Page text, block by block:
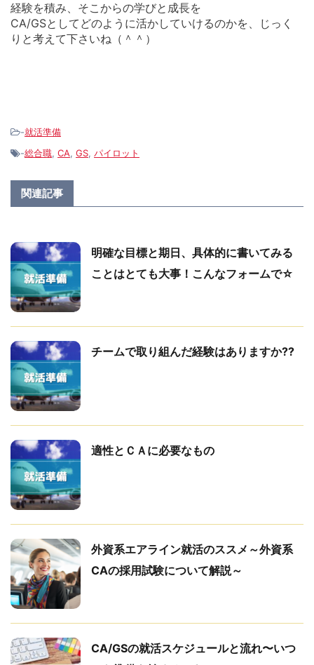
経験を積み、そこからの学びと成長を
CA/GSとしてどのように活かしていけるのかを、じっく
りと考えて下さいね（＾＾）
-就活準備
-総合職, CA, GS, パイロット
関連記事
明確な目標と期日、具体的に書いてみる
ことはとても大事！こんなフォームで☆
チームで取り組んだ経験はありますか??
適性とＣＡに必要なもの
外資系エアライン就活のススメ～外資系
CAの採用試験について解説～
CA/GSの就活スケジュールと流れ〜いつ